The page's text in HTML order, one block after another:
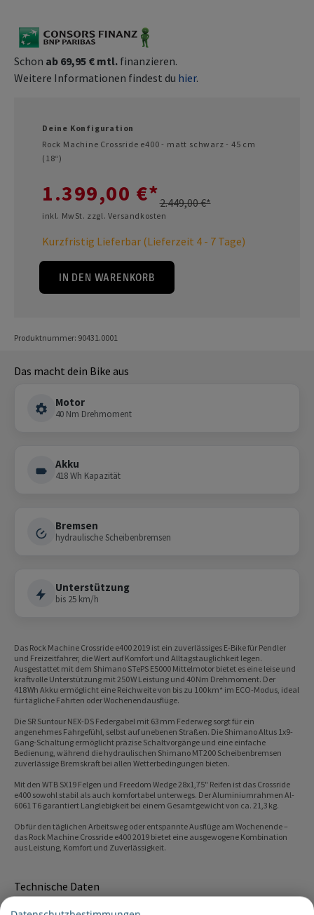
Schon ab 69,95 € mtl. finanzieren.
Weitere Informationen findest du hier.
Deine Konfiguration
Rock Machine Crossride e400 - matt schwarz - 45 cm
(18“)
1.399,00 €*2.449,00 €*
inkl. MwSt. zzgl. Versandkosten
Kurzfristig Lieferbar (Lieferzeit 4 - 7 Tage)
IN DEN WARENKORB
Produktnummer: 90431.0001
Das macht dein Bike aus
Motor
40 Nm Drehmoment
Akku
418 Wh Kapazität
Bremsen
hydraulische Scheibenbremsen
Unterstützung
bis 25 km/h
Das Rock Machine Crossride e400 2019 ist ein zuverlässiges E-Bike für Pendler
und Freizeitfahrer, die Wert auf Komfort und Alltagstauglichkeit legen.
Ausgestattet mit dem Shimano STePS E5000 Mittelmotor bietet es eine leise und
kraftvolle Unterstützung mit 250 W Leistung und 40 Nm Drehmoment. Der
418 Wh Akku ermöglicht eine Reichweite von bis zu 100 km* im ECO-Modus, ideal
für tägliche Fahrten oder Wochenendausflüge.
Die SR Suntour NEX-DS Federgabel mit 63 mm Federweg sorgt für ein
angenehmes Fahrgefühl, selbst auf unebenen Straßen. Die Shimano Altus 1x9-
Gang-Schaltung ermöglicht präzise Schaltvorgänge und eine einfache
Bedienung, während die hydraulischen Shimano MT200 Scheibenbremsen
zuverlässige Bremskraft bei allen Wetterbedingungen bieten.
Mit den WTB SX19 Felgen und Freedom Wedge 28x1,75" Reifen ist das Crossride
e400 sowohl stabil als auch komfortabel unterwegs. Der Aluminiumrahmen Al-
6061 T6 garantiert Langlebigkeit bei einem Gesamtgewicht von ca. 21,3 kg.
Ob für den täglichen Arbeitsweg oder entspannte Ausflüge am Wochenende –
das Rock Machine Crossride e400 2019 bietet eine ausgewogene Kombination
aus Leistung, Komfort und Zuverlässigkeit.
Technische Daten